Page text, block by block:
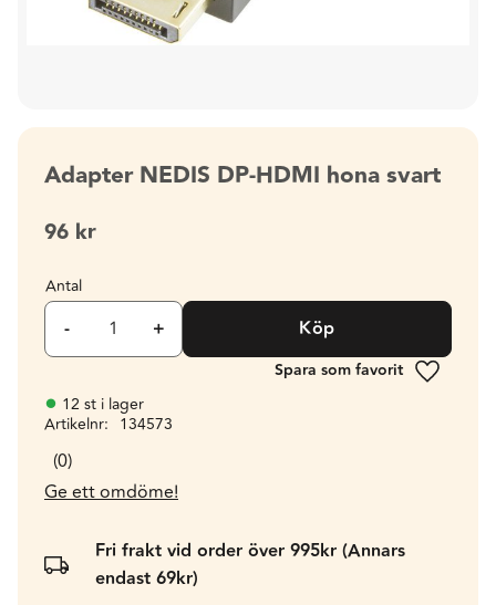
Adapter NEDIS DP-HDMI hona svart
96 kr
Antal
+
- Köp
Lägg till
12 st i lager
Artikelnr
134573
0
Ge ett omdöme!
Fri frakt vid order över 995kr (Annars
endast 69kr)